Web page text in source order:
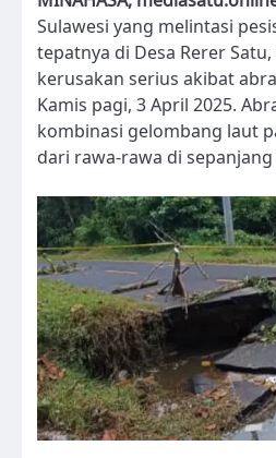
Sulawesi yang melintasi
tepatnya di Desa Rerer
kerusakan serius akibat
Kamis pagi, 3 April 2025.
kombinasi gelombang laut
dari rawa-rawa di